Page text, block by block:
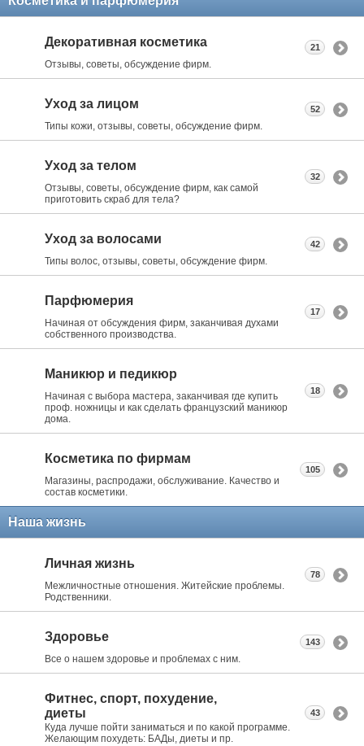
Декоративная косметика
Отзывы, советы, обсуждение фирм.
21
Уход за лицом
Типы кожи, отзывы, советы, обсуждение фирм.
52
Уход за телом
Отзывы, советы, обсуждение фирм, как самой
приготовить скраб для тела?
32
Уход за волосами
Типы волос, отзывы, советы, обсуждение фирм.
42
Парфюмерия
Начиная от обсуждения фирм, заканчивая духами
собственного производства.
17
Маникюр и педикюр
Начиная с выбора мастера, заканчивая где купить
проф. ножницы и как сделать французский маникюр
дома.
18
Косметика по фирмам
Магазины, распродажи, обслуживание. Качество и
состав косметики.
105
Наша жизнь
Личная жизнь
Межличностные отношения. Житейские проблемы.
Родственники.
78
Здоровье
Все о нашем здоровье и проблемах с ним.
143
Фитнес, спорт, похудение,
диеты
Куда лучше пойти заниматься и по какой программе.
Желающим похудеть: БАДы, диеты и пр.
43